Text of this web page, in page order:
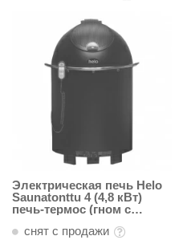
Электрическая печь Helo
Saunatonttu 4 (4,8 кВт)
печь-термос (гном с
снят с продажи